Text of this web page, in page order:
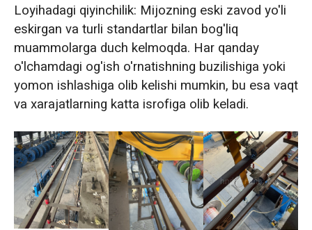
Loyihadagi qiyinchilik: Mijozning eski zavod yo'li
eskirgan va turli standartlar bilan bog'liq
muammolarga duch kelmoqda. Har qanday
o'lchamdagi og'ish o'rnatishning buzilishiga yoki
yomon ishlashiga olib kelishi mumkin, bu esa vaqt
va xarajatlarning katta isrofiga olib keladi.